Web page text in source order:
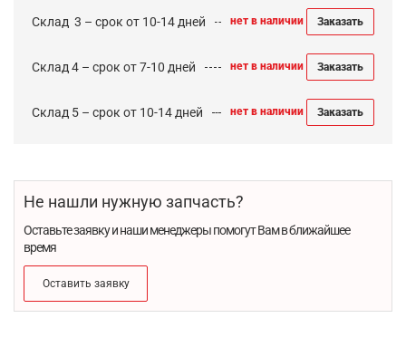
Cклад 3 – срок от 10-14 дней нет в наличии Заказать
Склад 4 – срок от 7-10 дней нет в наличии Заказать
Склад 5 – срок от 10-14 дней нет в наличии Заказать
Не нашли нужную запчасть?
Оставьте заявку и наши менеджеры помогут Вам в ближайшее
время
Оставить заявку